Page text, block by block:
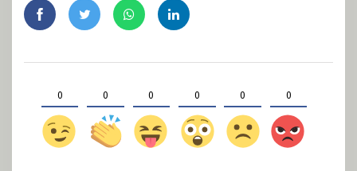
0 0 0 0 0 0